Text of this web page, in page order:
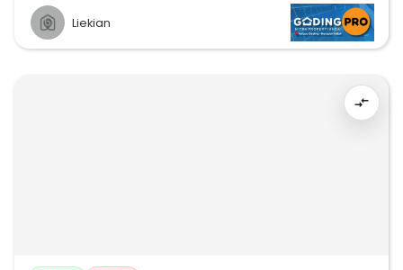
Liekian